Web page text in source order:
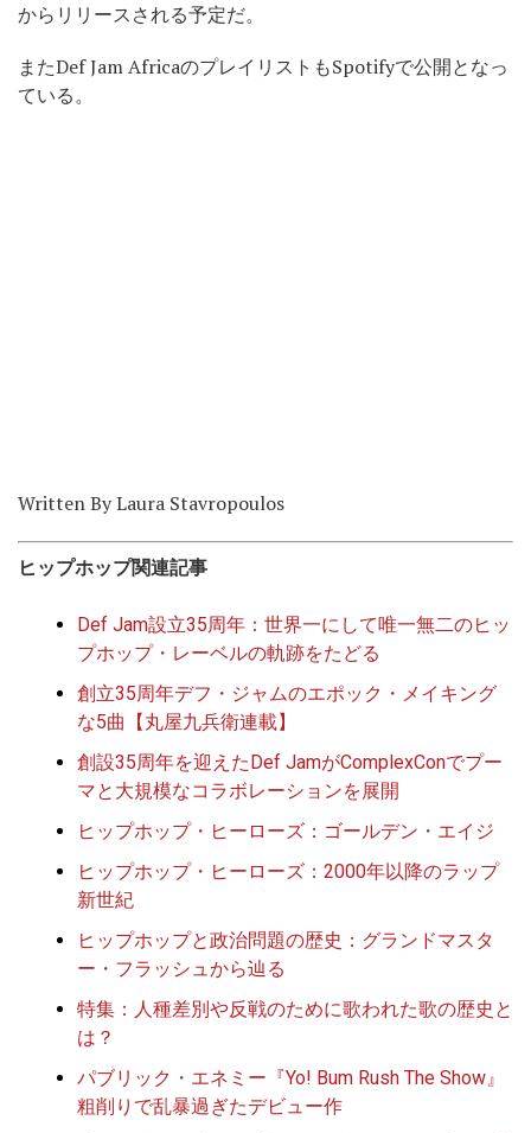
からリリースされる予定だ。
またDef Jam AfricaのプレイリストもSpotifyで公開となっ
ている。
Written By Laura Stavropoulos
ヒップホップ関連記事
Def Jam設立35周年：世界一にして唯一無二のヒッ
プホップ・レーベルの軌跡をたどる
創立35周年デフ・ジャムのエポック・メイキング
な5曲【丸屋九兵衛連載】
創設35周年を迎えたDef JamがComplexConでプー
マと大規模なコラボレーションを展開
ヒップホップ・ヒーローズ：ゴールデン・エイジ
ヒップホップ・ヒーローズ：2000年以降のラップ
新世紀
ヒップホップと政治問題の歴史：グランドマスタ
ー・フラッシュから辿る
特集：人種差別や反戦のために歌われた歌の歴史と
は？
パブリック・エネミー『Yo! Bum Rush The Show』
粗削りで乱暴過ぎたデビュー作